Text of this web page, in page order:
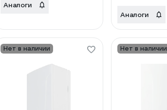
Аналоги
Аналоги
Нет в наличии Нет в наличии